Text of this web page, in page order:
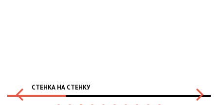
СТЕНКА НА СТЕНКУ